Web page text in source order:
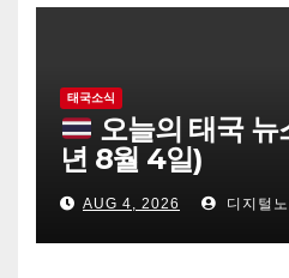
태국소식
오늘의 태국
년 8월 4일)
AUG 4, 2026 디지털